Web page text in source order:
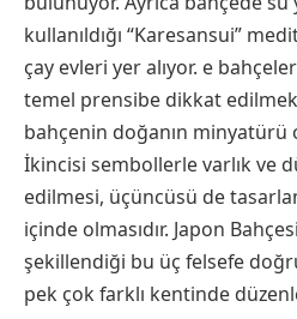
kullanıldığı “Karesansui”
çay evleri yer alıyor. e
temel prensibe dikkat
bahçenin doğanın minyatürü
İkincisi sembollerle varlık ve
edilmesi, üçüncüsü de
içinde olmasıdır. Japon
şekillendiği bu üç felsefe
pek çok farklı kentinde